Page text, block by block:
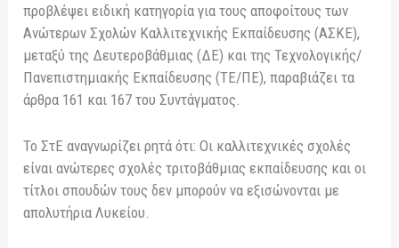
προβλέψει ειδική κατηγορία για τους αποφοίτους των
Ανώτερων Σχολών Καλλιτεχνικής Εκπαίδευσης (ΑΣΚΕ),
μεταξύ της Δευτεροβάθμιας (ΔΕ) και της Τεχνολογικής/
Πανεπιστημιακής Εκπαίδευσης (ΤΕ/ΠΕ), παραβιάζει τα
άρθρα 161 και 167 του Συντάγματος.
Το ΣτΕ αναγνωρίζει ρητά ότι: Οι καλλιτεχνικές σχολές
είναι ανώτερες σχολές τριτοβάθμιας εκπαίδευσης και οι
τίτλοι σπουδών τους δεν μπορούν να εξισώνονται με
απολυτήρια Λυκείου.